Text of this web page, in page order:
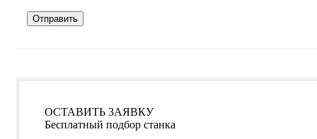
ОСТАВИТЬ ЗАЯВКУ
Бесплатный подбор станка